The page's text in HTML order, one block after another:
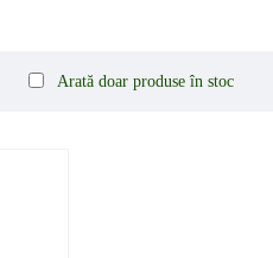
Arată doar produse în stoc